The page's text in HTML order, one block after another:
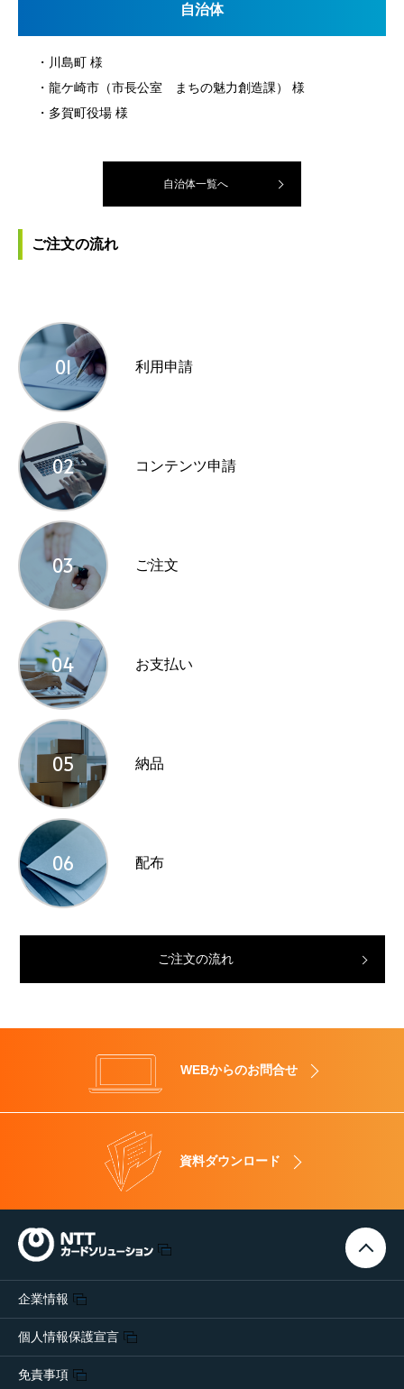
自治体
川島町 様
龍ケ崎市（市長公室 まちの魅力創造課） 様
多賀町役場 様
自治体一覧へ
ご注文の流れ
01 利用申請
02 コンテンツ申請
03 ご注文
04 お支払い
05 納品
06 配布
ご注文の流れ
WEBからのお問合せ
資料ダウンロード
企業情報
個人情報保護宣言
免責事項